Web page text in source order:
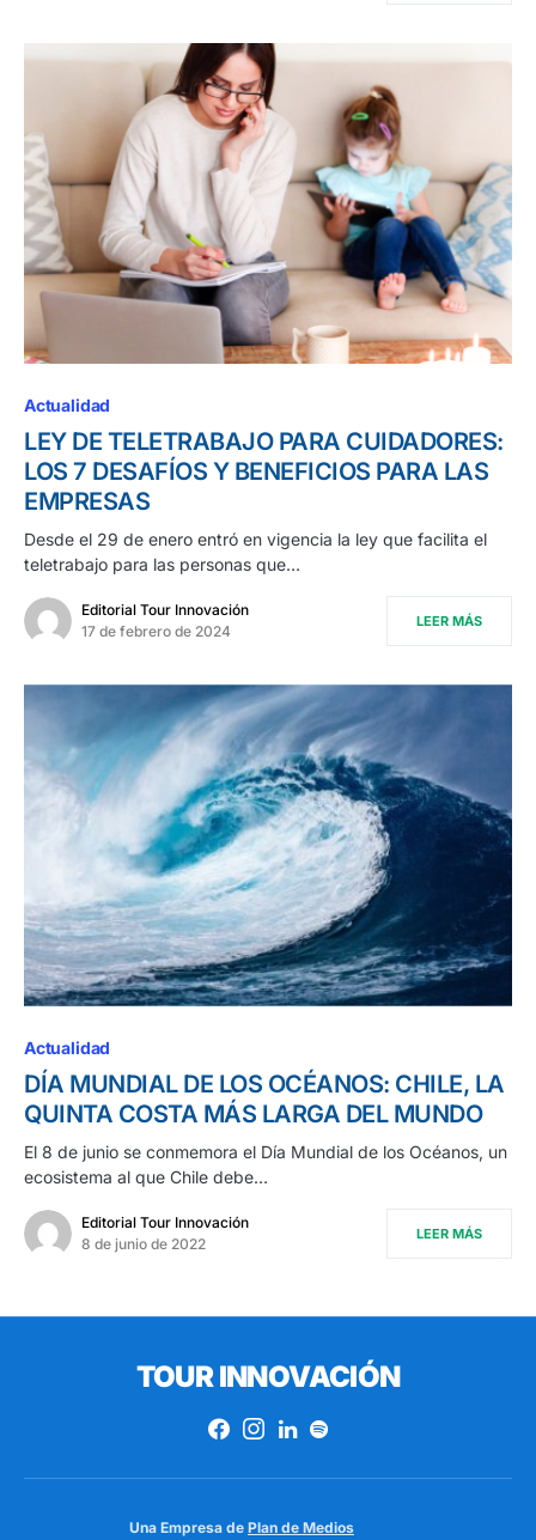
Actualidad
LEY DE TELETRABAJO PARA CUIDADORES:
LOS 7 DESAFÍOS Y BENEFICIOS PARA LAS
EMPRESAS
Desde el 29 de enero entró en vigencia la ley que facilita el
teletrabajo para las personas que…
Editorial Tour Innovación
17 de febrero de 2024
LEER MÁS
Actualidad
DÍA MUNDIAL DE LOS OCÉANOS: CHILE, LA
QUINTA COSTA MÁS LARGA DEL MUNDO
El 8 de junio se conmemora el Día Mundial de los Océanos, un
ecosistema al que Chile debe…
Editorial Tour Innovación
8 de junio de 2022
LEER MÁS
TOUR INNOVACIÓN
Una Empresa de Plan de Medios